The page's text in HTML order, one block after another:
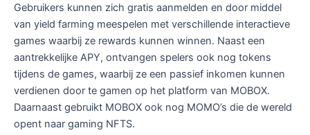
Gebruikers kunnen zich gratis aanmelden en door middel
van yield farming meespelen met verschillende interactieve
games waarbij ze rewards kunnen winnen. Naast een
aantrekkelijke APY, ontvangen spelers ook nog tokens
tijdens de games, waarbij ze een passief inkomen kunnen
verdienen door te gamen op het platform van MOBOX.
Daarnaast gebruikt MOBOX ook nog MOMO’s die de wereld
opent naar gaming NFTS.